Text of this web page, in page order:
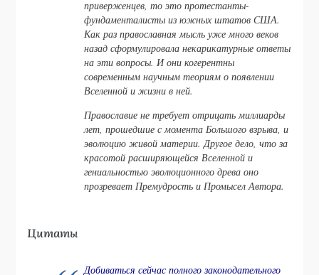
приверженцев, то это протестанты-
фундаменталисты из южных штатов США.
Как раз православная мысль уже много веков
назад сформулировала некарикатурные ответы
на эти вопросы. И они когерентны
современным научным теориям о появлении
Вселенной и жизни в ней.
Православие не требует отрицать миллиарды
лет, прошедшие с момента Большого взрыва, и
эволюцию живой материи. Другое дело, что за
красотой расширяющейся Вселенной и
гениальностью эволюционного древа оно
прозревает Премудрость и Промысел Автора.
Цитаты
Добиваться сейчас полного законодательного